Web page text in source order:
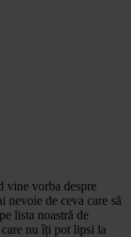
vine vorba despre
nevoie de ceva care să
lista noastră de
care nu îți pot lipsi la